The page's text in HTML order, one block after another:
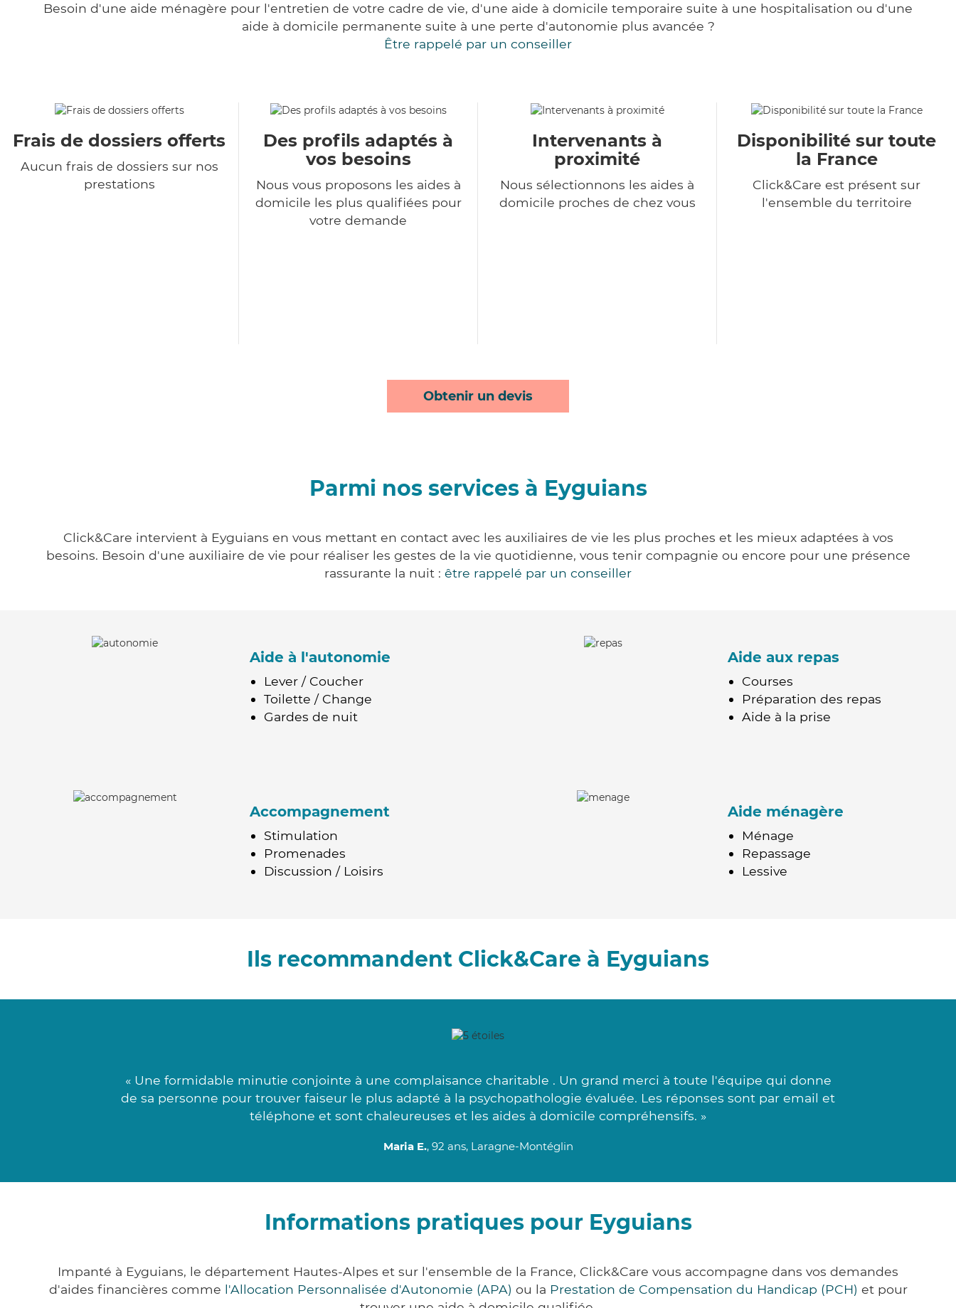
Besoin d'une aide ménagère pour l'entretien de votre cadre de vie, d'une aide à domicile temporaire suite à une hospitalisation ou d'une
aide à domicile permanente suite à une perte d'autonomie plus avancée ?
Être rappelé par un conseiller
Frais de dossiers offerts
Aucun frais de dossiers sur nos
prestations
Des profils adaptés à
vos besoins
Nous vous proposons les aides à
domicile les plus qualifiées pour
votre demande
Intervenants à
proximité
Nous sélectionnons les aides à
domicile proches de chez vous
Disponibilité sur toute
la France
Click&Care est présent sur
l'ensemble du territoire
Obtenir un devis
Parmi nos services à Eyguians
Click&Care intervient à Eyguians en vous mettant en contact avec les auxiliaires de vie les plus proches et les mieux adaptées à vos
besoins. Besoin d'une auxiliaire de vie pour réaliser les gestes de la vie quotidienne, vous tenir compagnie ou encore pour une présence
rassurante la nuit : être rappelé par un conseiller
Aide à l'autonomie
Lever / Coucher
Toilette / Change
Gardes de nuit
Aide aux repas
Courses
Préparation des repas
Aide à la prise
Accompagnement
Stimulation
Promenades
Discussion / Loisirs
Aide ménagère
Ménage
Repassage
Lessive
Ils recommandent Click&Care à Eyguians
« Une formidable minutie conjointe à une complaisance charitable . Un grand merci à toute l'équipe qui donne
de sa personne pour trouver faiseur le plus adapté à la psychopathologie évaluée. Les réponses sont par email et
téléphone et sont chaleureuses et les aides à domicile compréhensifs. »
Maria E., 92 ans, Laragne-Montéglin
Informations pratiques pour Eyguians
Impanté à Eyguians, le département Hautes-Alpes et sur l'ensemble de la France, Click&Care vous accompagne dans vos demandes
d'aides financières comme l'Allocation Personnalisée d'Autonomie (APA) ou la Prestation de Compensation du Handicap (PCH) et pour